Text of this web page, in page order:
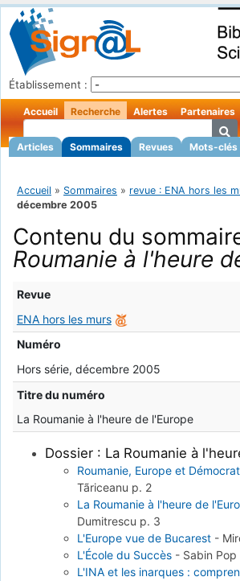
Établissement :
Accueil Recherche
Articles Sommaires Revues Mots-clés
Alertes Partenaires
Accueil » Sommaires » revue : ENA hors les
décembre 2005
Contenu du
Roumanie à l'heure
Revue
ENA hors les murs
Numéro
Hors série, décembre 2005
Titre du numéro
La Roumanie à l'heure de l'Europe
Dossier : La Roumanie à
Roumanie, Europe et
Tãriceanu p. 2
La Roumanie à l'heure de
Dumitrescu p. 3
L'Europe vue de Bucarest -
L'École du Succès - Sabin Pop
L'INA et les inarques :